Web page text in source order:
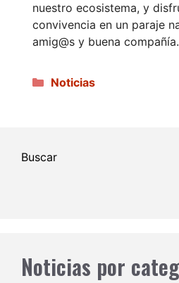
nuestro ecosistema, y
convivencia en un paraje
amig@s y buena compañía.
Categorías
Noticias
Buscar
Noticias por